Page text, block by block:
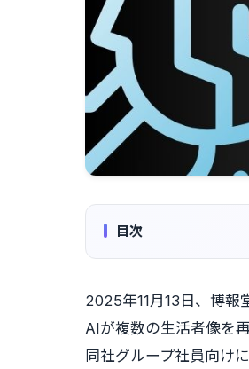
目次
2025年11月13日、博報
AIが複数の生活者像を
同社グループ社員向け